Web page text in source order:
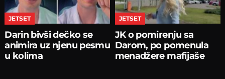
JETSET
Darin bivši dečko se
animira uz njenu pesmu
u kolima
JETSET
JK o pomirenju sa
Darom, po pomenula
menadžere mafijaše